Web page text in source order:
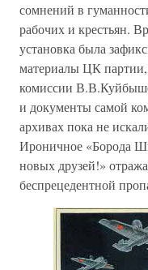
сомнений в
рабочих и крестьян.
установка была
материалы ЦК партии,
комиссии
и документы самой
архивах пока не
Ироничное «Борода
новых друзей!»
беспрецедентной